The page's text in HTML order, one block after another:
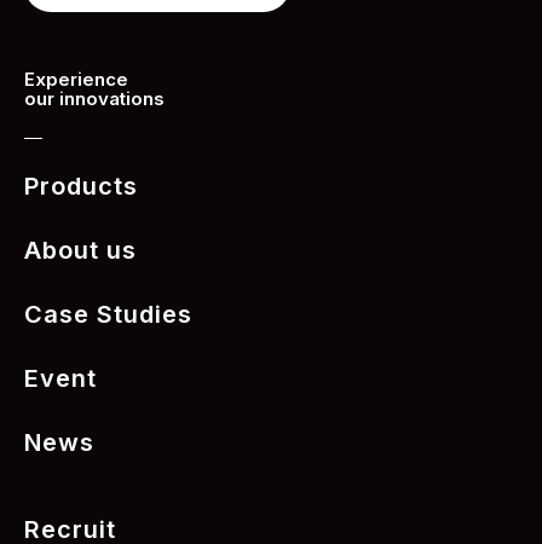
Experience
our innovations
Products
About us
Case Studies
Event
News
Recruit